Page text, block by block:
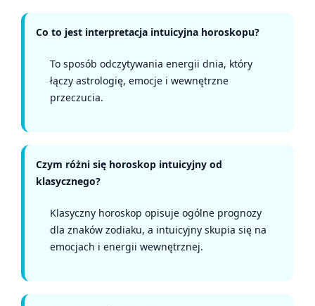
Co to jest interpretacja intuicyjna horoskopu?
To sposób odczytywania energii dnia, który
łączy astrologię, emocje i wewnętrzne
przeczucia.
Czym różni się horoskop intuicyjny od
klasycznego?
Klasyczny horoskop opisuje ogólne prognozy
dla znaków zodiaku, a intuicyjny skupia się na
emocjach i energii wewnętrznej.